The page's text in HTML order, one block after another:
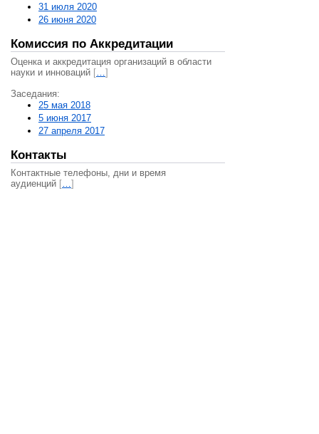
31 июля 2020
26 июня 2020
Комиссия по Аккредитации
Оценка и аккредитация организаций в области
науки и инноваций […]
Заседания:
25 мая 2018
5 июня 2017
27 апреля 2017
Контакты
Контактные телефоны, дни и время
аудиенций […]